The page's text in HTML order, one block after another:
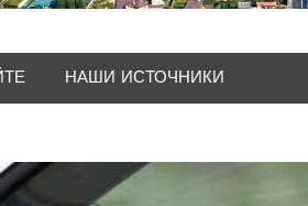
НАШИ ИСТОЧНИКИ